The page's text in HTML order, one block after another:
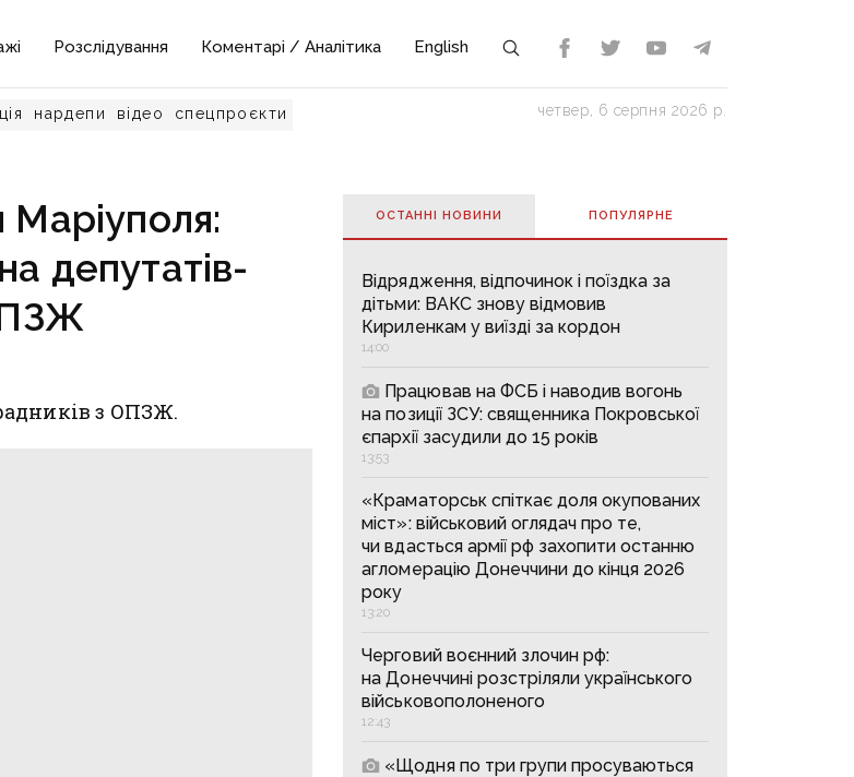
Розслідування Коментарі / Аналітика English
нардепи відео спецпроєкти четвер, 6 серпня 2026 р.
Маріуполя:
депутатів-
з ОПЗЖ.
ОСТАННІ НОВИНИ ПОПУЛЯРНE
Відрядження, відпочинок і поїздка за
дітьми: ВАКС знову відмовив
Кириленкам у виїзді за кордон
14:00
Працював на ФСБ і наводив вогонь
на позиції ЗСУ: священника Покровської
єпархії засудили до 15 років
13:53
«Краматорськ спіткає доля окупованих
міст»: військовий оглядач про те,
чи вдасться армії рф захопити останню
агломерацію Донеччини до кінця 2026
року
13:20
Черговий воєнний злочин рф:
на Донеччині розстріляли українського
військовополоненого
12:43
«Щодня по три групи просуваються